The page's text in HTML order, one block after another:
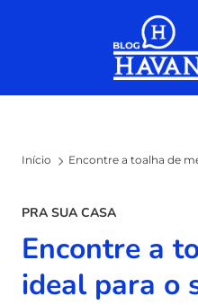
Início Encontre a toalha de
PRA SUA CASA
Encontre a
ideal para o